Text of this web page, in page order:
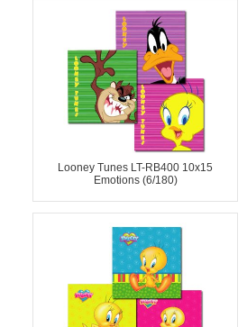
Looney Tunes LT-RB400 10x15
Emotions (6/180)